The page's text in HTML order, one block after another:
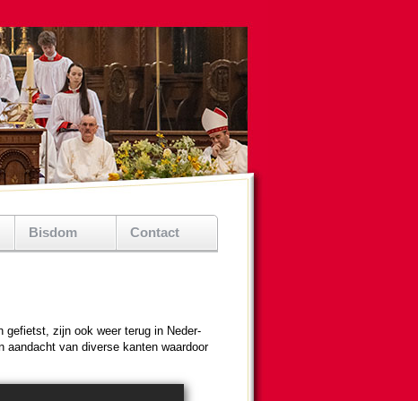
Bisdom Contact
gefietst, zijn ook weer terug in Neder­
van diverse kanten waardoor